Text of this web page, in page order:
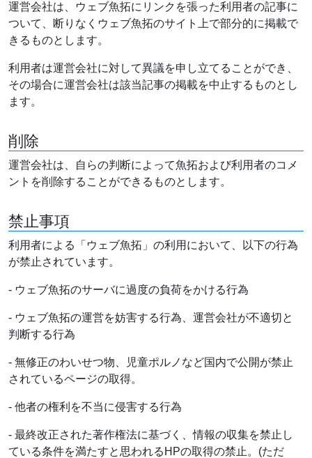
運営会社は、ウェブ魚拓にリンクを張った利用者の記事に
ついて、断りなくウェブ魚拓のサイト上で部分的に掲載で
きるものとします。
利用者は運営会社に対して異議を申し立てることができ、
その場合に運営会社は該当記事の掲載を中止するものとし
ます。
削除
運営会社は、自らの判断によって魚拓および利用者のコメ
ントを削除することができるものとします。
禁止事項
利用者による「ウェブ魚拓」の利用において、以下の行為
が禁止されています。
- ウェブ魚拓のサーバに過度の負荷をかける行為
- ウェブ魚拓の運営を妨害する行為、運営会社が不適切と
判断する行為
- 無修正のわいせつ物、児童ポルノなど国内で公開が禁止
されているページの取得。
- 他者の権利を不当に侵害する行為
- 最終改正された著作権法に基づく、情報の収集を禁止し
ている条件を満たすと思われるHPの取得の禁止。(ただ